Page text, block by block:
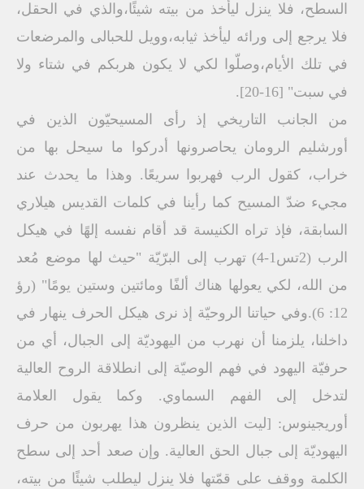
السطح، فلا ينزل ليأخذ من بيته شيئًا،والذي في الحقل،
فلا يرجع إلى ورائه ليأخذ ثيابه،وويل للحبالى والمرضعات
في تلك الأيام،وصلّوا لكي لا يكون هربكم في شتاء ولا
في سبت" [16-20].
من الجانب التاريخي إذ رأى المسيحيّون الذين في
أورشليم الرومان يحاصرونها أدركوا ما سيحل بها من
خراب، كقول الرب فهربوا سريعًا. وهذا ما يحدث عند
مجيء ضدّ المسيح كما رأينا في كلمات القديس هيلاري
السابقة، فإذ تراه الكنيسة قد أقام نفسه إلهًا في هيكل
الرب (2تس1-4) تهرب إلى البرّيّة "حيث لها موضع مُعد
من الله، لكي يعولها هناك ألفًا ومائتين وستين يومًا" (رؤ
12: 6).وفي حياتنا الروحيّة إذ نرى هيكل الحرف ينهار في
داخلنا، يلزمنا أن نهرب من اليهوديّة إلى الجبال، أي من
حرفيّة اليهود في فهم الوصيّة إلى انطلاقة الروح العالية
لتدخل إلى الفهم السماوي. وكما يقول العلامة
أوريجينوس: [ليت الذين ينظرون هذا يهربون من حرف
اليهوديّة إلى جبال الحق العالية. وإن صعد أحد إلى سطح
الكلمة ووقف على قمّتها فلا ينزل ليطلب شيئًا من بيته،